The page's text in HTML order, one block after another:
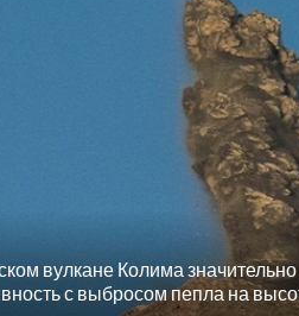
вулкане Колима значительно
с выбросом пепла на